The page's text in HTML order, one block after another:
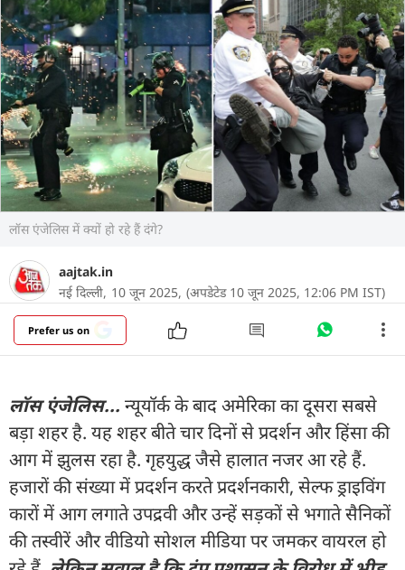
लॉस एंजेलिस में क्यों हो रहे हैं दंगे?
aajtak.in
नई दिल्ली, 10 जून 2025, (अपडेटेड 10 जून 2025, 12:06 PM IST)
Prefer us on
लॉस एंजेलिस... न्यूयॉर्क के बाद अमेरिका का दूसरा सबसे
बड़ा शहर है. यह शहर बीते चार दिनों से प्रदर्शन और हिंसा की
आग में झुलस रहा है. गृहयुद्ध जैसे हालात नजर आ रहे हैं.
हजारों की संख्या में प्रदर्शन करते प्रदर्शनकारी, सेल्फ ड्राइविंग
कारों में आग लगाते उपद्रवी और उन्हें सड़कों से भगाते सैनिकों
की तस्वीरें और वीडियो सोशल मीडिया पर जमकर वायरल हो